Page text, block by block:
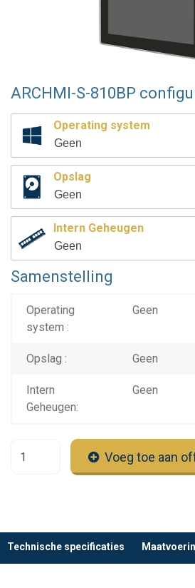
ARCHMI-S-810BP
Operating system
Geen
Opslag
Geen
Intern Geheugen
Geen
Samenstelling
Operating
system :
Geen
Opslag : Geen
Intern
Geheugen:
Geen
Voeg toe aan
Technische specificaties